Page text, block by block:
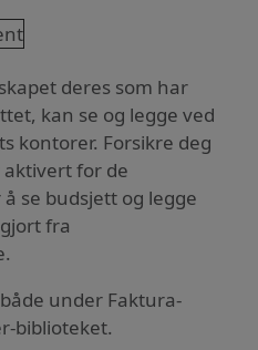
deres som har
kan se og legge ved
kontorer. Forsikre deg
aktivert for de
se budsjett og legge
fra
under Faktura-
biblioteket.